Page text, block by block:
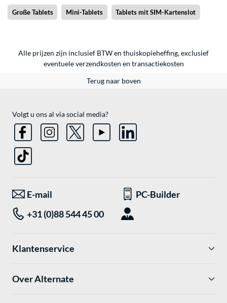
Große Tablets Mini-Tablets Tablets mit SIM-Kartenslot
Alle prijzen zijn inclusief BTW en thuiskopieheffing, exclusief
eventueleverzendkosten en transactiekosten
Terug naar boven
Volgt u ons al via social media?
E-mail
PC-Builder
+31 (0)88 544 45 00
Klantenservice
Over Alternate